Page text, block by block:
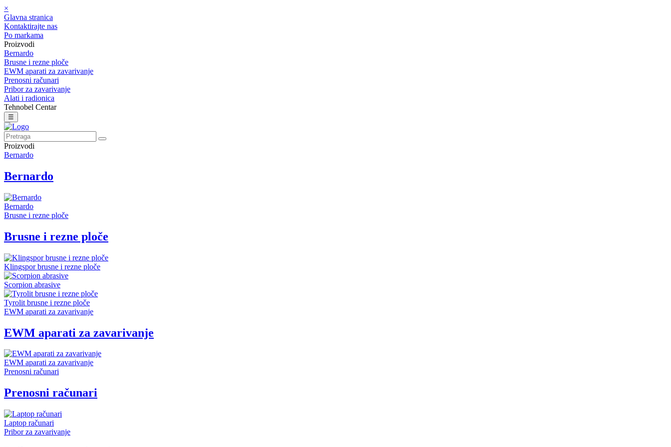
×
Glavna stranica
Kontaktirajte nas
Po markama
Proizvodi
Bernardo
Brusne i rezne ploče
EWM aparati za zavarivanje
Prenosni računari
Pribor za zavarivanje
Alati i radionica
Tehnobel Centar
☰
Proizvodi
Bernardo
Bernardo
Bernardo
Brusne i rezne ploče
Brusne i rezne ploče
Klingspor brusne i rezne ploče
Scorpion abrasive
Tyrolit brusne i rezne ploče
EWM aparati za zavarivanje
EWM aparati za zavarivanje
EWM aparati za zavarivanje
Prenosni računari
Prenosni računari
Laptop računari
Pribor za zavarivanje